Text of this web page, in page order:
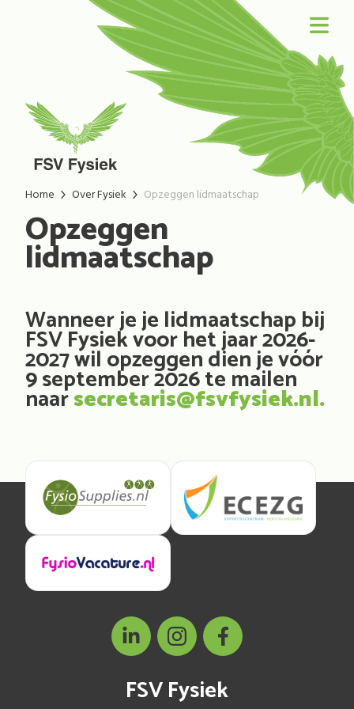
Home Over Fysiek Opzeggen lidmaatschap
Opzeggen
lidmaatschap
Wanneer je je lidmaatschap bij
FSV Fysiek voor het jaar 2026-
2027 wil opzeggen dien je vóór
9 september 2026 te mailen
naarsecretaris@fsvfysiek.nl.
FSV Fysiek